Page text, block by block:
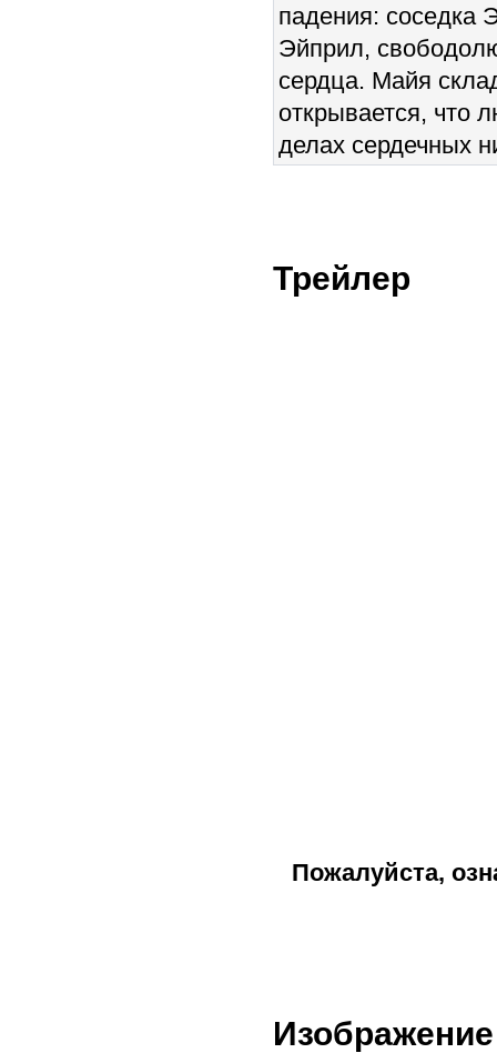
падения: соседка
Эйприл,
сердца. Майя
открывается, что
делах сердечных
Трейлер
Пожалуйста,
Изображение